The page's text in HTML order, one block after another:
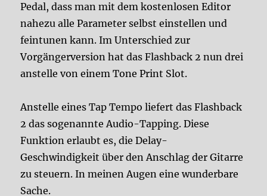
Pedal, dass man mit dem kostenlosen Editor
nahezu alle Parameter selbst einstellen und
feintunen kann. Im Unterschied zur
Vorgängerversion hat das Flashback 2 nun drei
anstelle von einem Tone Print Slot.
Anstelle eines Tap Tempo liefert das Flashback
2 das sogenannte Audio-Tapping. Diese
Funktion erlaubt es, die Delay-
Geschwindigkeit über den Anschlag der Gitarre
zu steuern. In meinen Augen eine wunderbare
Sache.